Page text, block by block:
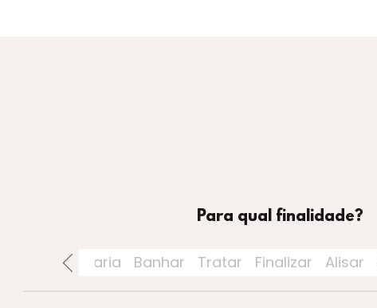
Para qual finalidade?
Perfumaria Banhar Tratar Finalizar Alisar